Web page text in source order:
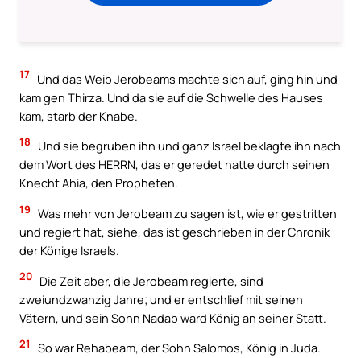
17 Und das Weib Jerobeams machte sich auf, ging hin und
kam gen Thirza. Und da sie auf die Schwelle des Hauses
kam, starb der Knabe.
18
Und sie begruben ihn und ganz Israel beklagte ihn nach
dem Wort des HERRN, das er geredet hatte durch seinen
Knecht Ahia, den Propheten.
19 Was mehr von Jerobeam zu sagen ist, wie er gestritten
und regiert hat, siehe, das ist geschrieben in der Chronik
der Könige Israels.
20 Die Zeit aber, die Jerobeam regierte, sind
zweiundzwanzig Jahre; und er entschlief mit seinen
Vätern, und sein Sohn Nadab ward König an seiner Statt.
21
So war Rehabeam, der Sohn Salomos, König in Juda.